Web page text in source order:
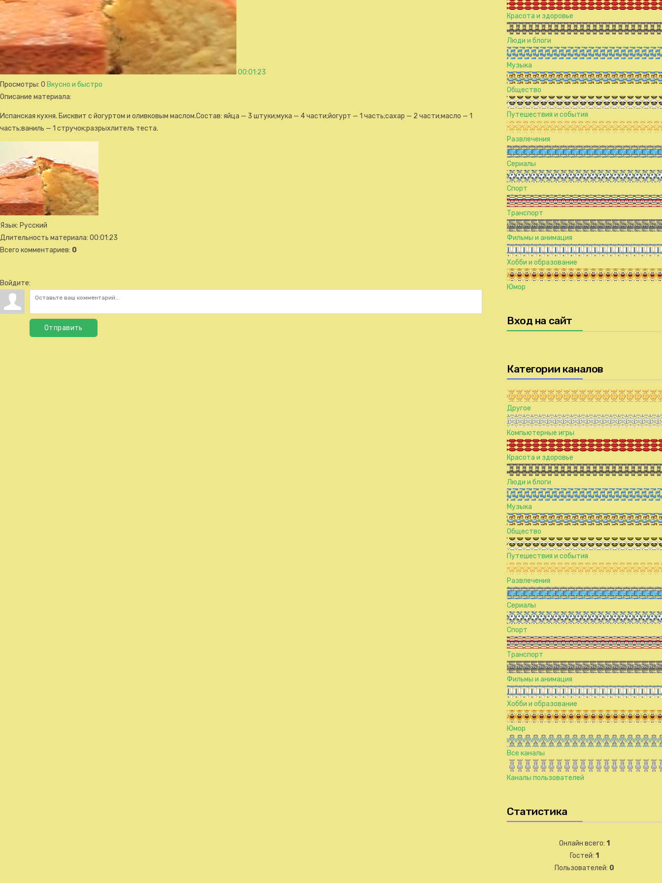
00:01:23
Просмотры: 0 Вкусно и быстро
Описание материала:
Испанская кухня. Бисквит с йогуртом и оливковым маслом.Состав: яйца — 3 штуки;мука — 4 части;йогурт — 1 часть;сахар — 2 части;масло — 1
часть;ваниль — 1 стручок;разрыхлитель теста.
Язык: Русский
Длительность материала: 00:01:23
Всего комментариев: 0
Войдите:
Отправить
Красота и здоровье
Люди и блоги
Музыка
Общество
Путешествия и события
Развлечения
Сериалы
Спорт
Транспорт
Фильмы и анимация
Хобби и образование
Юмор
Вход на сайт
Категории каналов
Другое
Компьютерные игры
Красота и здоровье
Люди и блоги
Музыка
Общество
Путешествия и события
Развлечения
Сериалы
Спорт
Транспорт
Фильмы и анимация
Хобби и образование
Юмор
Все каналы
Каналы пользователей
Статистика
Онлайн всего: 1
Гостей: 1
Пользователей: 0